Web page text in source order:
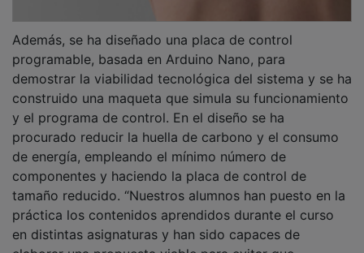
programable, basada en Arduino Nano, para
demostrar la viabilidad tecnológica del sistema y se ha
construido una maqueta que simula su funcionamiento
y el programa de control. En el diseño se ha
procurado reducir la huella de carbono y el consumo
de energía, empleando el mínimo número de
componentes y haciendo la placa de control de
tamaño reducido. “Nuestros alumnos han puesto en la
práctica los contenidos aprendidos durante el curso
en distintas asignaturas y han sido capaces de
elaborar una propuesta viable para evitar que